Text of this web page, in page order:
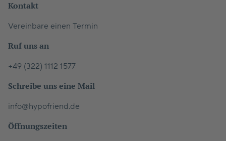
Kontakt
Vereinbare einen Termin
Ruf uns an
+49 (322) 1112 1577
Schreibe uns eine Mail
info@hypofriend.de
Öffnungszeiten